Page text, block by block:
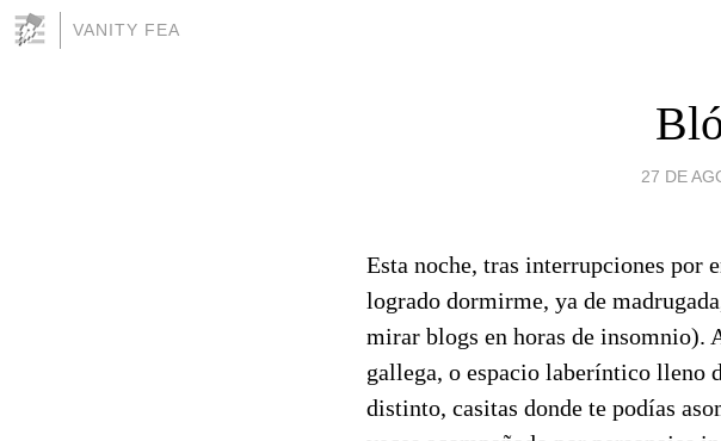
VANITY FEA
27 DE
Esta noche, tras interrupciones por
logrado dormirme, ya de
mirar blogs en horas de insomnio).
gallega, o espacio laberíntico lleno
distinto, casitas donde te podías